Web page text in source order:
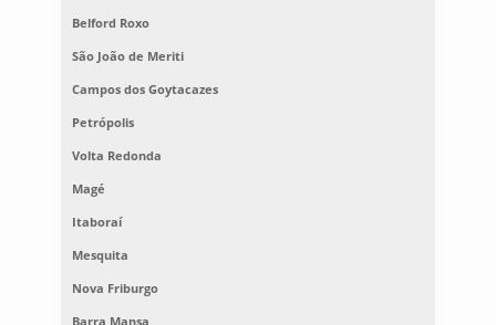
Belford Roxo
São João de Meriti
Campos dos Goytacazes
Petrópolis
Volta Redonda
Magé
Itaboraí
Mesquita
Nova Friburgo
Barra Mansa